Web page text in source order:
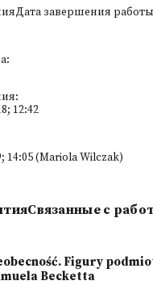
завершения
12:42
14:05 (Mariola Wilczak)
с
Figury
Becketta